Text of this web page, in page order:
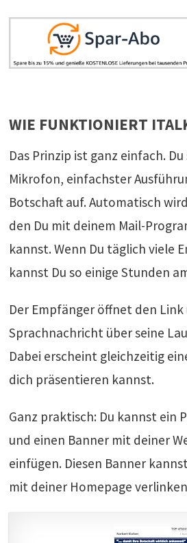
WIE FUNKTIONIERT
Das Prinzip ist ganz einfach.
Mikrofon, einfachster
Botschaft auf. Automatisch
den Du mit deinem Mail-
kannst. Wenn Du täglich viele
kannst Du so einige Stunden
Der Empfänger öffnet den
Sprachnachricht über seine
Dabei erscheint gleichzeitig
dich präsentieren kannst.
Ganz praktisch: Du kannst ein
und einen Banner mit deiner
einfügen. Diesen Banner
mit deiner Homepage